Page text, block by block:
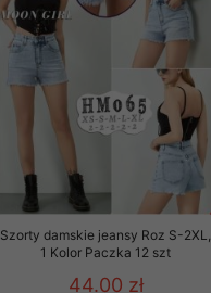
Szorty damskie jeansy Roz S-2XL,
1 Kolor Paczka 12 szt
44.00 zł